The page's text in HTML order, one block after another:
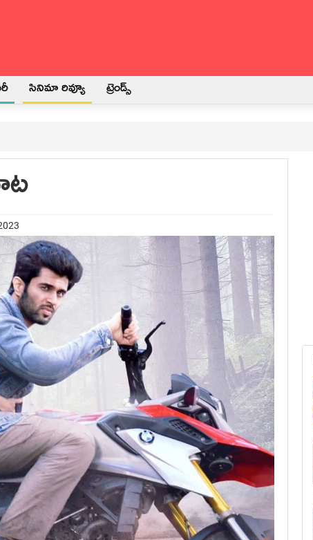
సినిమా రివ్యూ ట్రెండ్స్